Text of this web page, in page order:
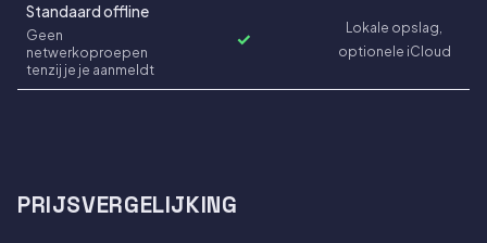
Standaard offline
Geen
netwerkoproepen
tenzij je je aanmeldt
✓
Lokale opslag,
optionele iCloud
PRIJSVERGELIJKING